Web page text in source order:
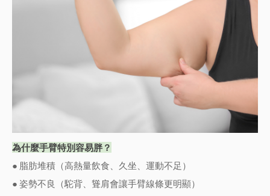
為什麼手臂特別容易胖？
● 脂肪堆積（高熱量飲食、久坐、運動不足）
● 姿勢不良（駝背、聳肩會讓手臂線條更明顯）